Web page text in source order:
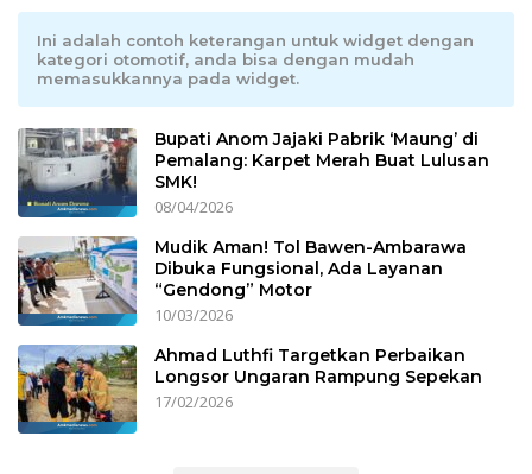
Ini adalah contoh keterangan untuk widget dengan
kategori otomotif, anda bisa dengan mudah
memasukkannya pada widget.
Bupati Anom Jajaki Pabrik ‘Maung’ di
Pemalang: Karpet Merah Buat Lulusan
SMK!
08/04/2026
Mudik Aman! Tol Bawen-Ambarawa
Dibuka Fungsional, Ada Layanan
“Gendong” Motor
10/03/2026
Ahmad Luthfi Targetkan Perbaikan
Longsor Ungaran Rampung Sepekan
17/02/2026